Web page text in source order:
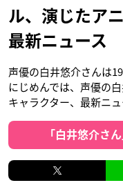
ル、演じたア
最新ニュース
声優の白井悠介さんは
にじめんでは、声優の
キャラクター、最新ニ
「白井悠介さ